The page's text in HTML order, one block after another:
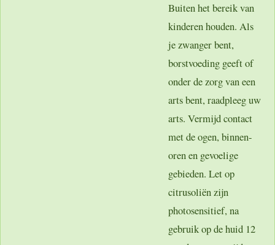
Buiten het bereik van
kinderen houden. Als
je zwanger bent,
borstvoeding geeft of
onder de zorg van een
arts bent, raadpleeg uw
arts. Vermijd contact
met de ogen, binnen-
oren en gevoelige
gebieden. Let op
citrusoliën zijn
photosensitief, na
gebruik op de huid 12